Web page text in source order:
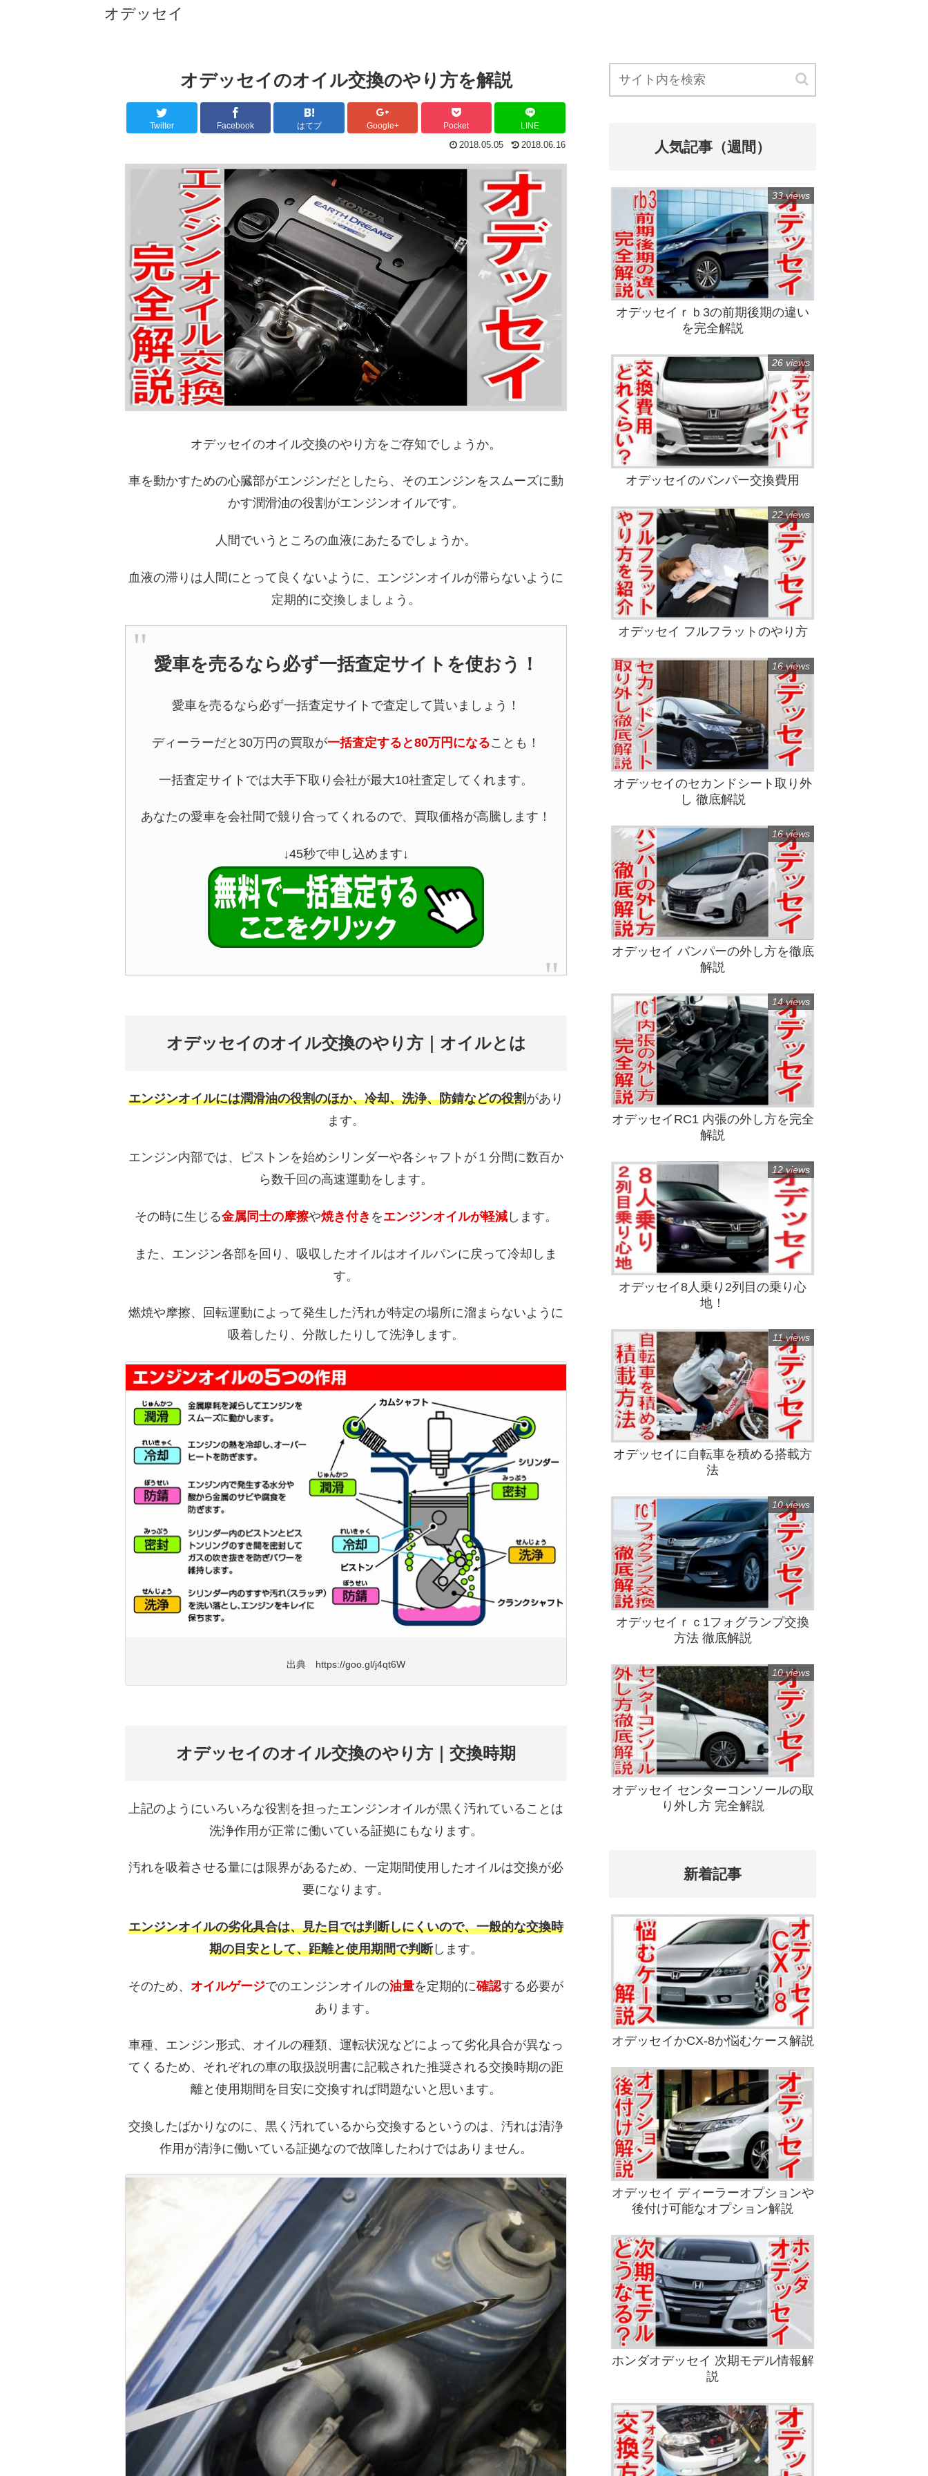
オデッセイ
オデッセイのオイル交換のやり方を解説
Twitter Facebook はてブ Google+ Pocket LINE
2018.05.05 2018.06.16
オデッセイのオイル交換のやり方をご存知でしょうか。
車を動かすための心臓部がエンジンだとしたら、そのエンジンをスムーズに動
かす潤滑油の役割がエンジンオイルです。
人間でいうところの血液にあたるでしょうか。
血液の滞りは人間にとって良くないように、エンジンオイルが滞らないように
定期的に交換しましょう。
愛車を売るなら必ず一括査定サイトを使おう！
愛車を売るなら必ず一括査定サイトで査定して貰いましょう！
ディーラーだと30万円の買取が一括査定すると80万円になることも！
一括査定サイトでは大手下取り会社が最大10社査定してくれます。
あなたの愛車を会社間で競り合ってくれるので、買取価格が高騰します！
↓45秒で申し込めます↓
オデッセイのオイル交換のやり方｜オイルとは
エンジンオイルには潤滑油の役割のほか、冷却、洗浄、防錆などの役割があり
ます。
エンジン内部では、ピストンを始めシリンダーや各シャフトが１分間に数百か
ら数千回の高速運動をします。
その時に生じる金属同士の摩擦や焼き付き をエンジンオイルが軽減 します。
また、エンジン各部を回り、吸収したオイルはオイルパンに戻って冷却しま
す。
燃焼や摩擦、回転運動によって発生した汚れが特定の場所に溜まらないように
吸着したり、分散したりして洗浄します。
出典 https://goo.gl/j4qt6W
オデッセイのオイル交換のやり方｜交換時期
上記のようにいろいろな役割を担ったエンジンオイルが黒く汚れていることは
洗浄作用が正常に働いている証拠にもなります。
汚れを吸着させる量には限界があるため、一定期間使用したオイルは交換が必
要になります。
エンジンオイルの劣化具合は、見た目では判断しにくいので、一般的な交換時
期の目安として、距離と使用期間で判断します。
そのため、 オイルゲージでのエンジンオイルの油量を定期的に確認する必要が
あります。
車種、エンジン形式、オイルの種類、運転状況などによって劣化具合が異なっ
てくるため、それぞれの車の取扱説明書に記載された推奨される交換時期の距
離と使用期間を目安に交換すれば問題ないと思います。
交換したばかりなのに、黒く汚れているから交換するというのは、汚れは清浄
作用が清浄に働いている証拠なので故障したわけではありません。
人気記事（週間）
オデッセイｒｂ3の前期後期の違い
を完全解説
33 views
オデッセイのバンパー交換費用
26 views
オデッセイ フルフラットのやり方
22 views
オデッセイのセカンドシート取り外
し 徹底解説
16 views
オデッセイ バンパーの外し方を徹底
解説
16 views
オデッセイRC1 内張の外し方を完全
解説
14 views
オデッセイ8人乗り2列目の乗り心
地！
12 views
オデッセイに自転車を積める搭載方
法
11 views
オデッセイｒｃ1フォグランプ交換
方法 徹底解説
10 views
オデッセイ センターコンソールの取
り外し方 完全解説
10 views
新着記事
オデッセイかCX-8か悩むケース解説
オデッセイ ディーラーオプションや
後付け可能なオプション解説
ホンダオデッセイ 次期モデル情報解
説